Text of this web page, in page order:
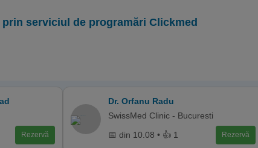
serviciul de programări Clickmed
Rezervă
Dr. Orfanu Radu
SwissMed Clinic - Bucuresti
📅 din 10.08 • 👍 1 Rezervă